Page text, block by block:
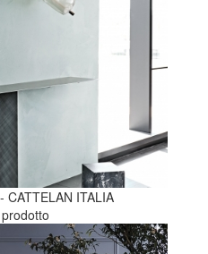
CATTELAN ITALIA